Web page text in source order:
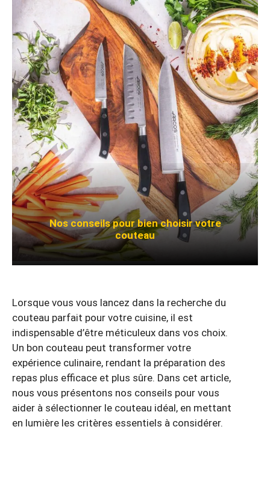
Nos conseils pour bien choisir votre
couteau
Lorsque vous vous lancez dans la recherche du
couteau parfait pour votre cuisine, il est
indispensable d’être méticuleux dans vos choix.
Un bon couteau peut transformer votre
expérience culinaire, rendant la préparation des
repas plus efficace et plus sûre. Dans cet article,
nous vous présentons nos conseils pour vous
aider à sélectionner le couteau idéal, en mettant
en lumière les critères essentiels à considérer.